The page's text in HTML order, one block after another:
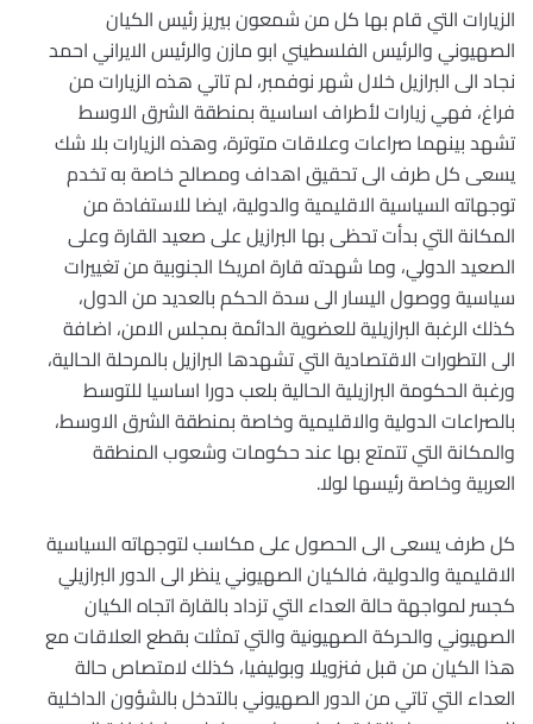
الزيارات التي قام بها كل من شمعون بيريز رئيس الكيان
الصهيوني والرئيس الفلسطيني ابو مازن والرئيس الايراني احمد
نجاد الى البرازيل خلال شهر نوفمبر، لم تاتي هذه الزيارات من
فراغ، فهي زيارات لأطراف اساسية بمنطقة الشرق الاوسط
تشهد بينهما صراعات وعلاقات متوترة، وهذه الزيارات بلا شك
يسعى كل طرف الى تحقيق اهداف ومصالح خاصة به تخدم
توجهاته السياسية الاقليمية والدولية، ايضا للاستفادة من
المكانة التي بدأت تحظى بها البرازيل على صعيد القارة وعلى
الصعيد الدولي، وما شهدته قارة امريكا الجنوبية من تغييرات
سياسية ووصول اليسار الى سدة الحكم بالعديد من الدول،
كذلك الرغبة البرازيلية للعضوية الدائمة بمجلس الامن، اضافة
الى التطورات الاقتصادية التي تشهدها البرازيل بالمرحلة الحالية،
ورغبة الحكومة البرازيلية الحالية بلعب دورا اساسيا للتوسط
بالصراعات الدولية والاقليمية وخاصة بمنطقة الشرق الاوسط،
والمكانة التي تتمتع بها عند حكومات وشعوب المنطقة
العربية وخاصة رئيسها لولا.
كل طرف يسعى الى الحصول على مكاسب لتوجهاته السياسية
الاقليمية والدولية، فالكيان الصهيوني ينظر الى الدور البرازيلي
كجسر لمواجهة حالة العداء التي تزداد بالقارة اتجاه الكيان
الصهيوني والحركة الصهيونية والتي تمثلت بقطع العلاقات مع
هذا الكيان من قبل فنزويلا وبوليفيا، كذلك لامتصاص حالة
العداء التي تاتي من الدور الصهيوني بالتدخل بالشؤون الداخلية